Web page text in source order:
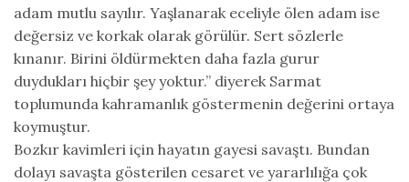
adam mutlu sayılır. Yaşlanarak eceliyle ölen adam ise
değersiz ve korkak olarak görülür. Sert sözlerle
kınanır. Birini öldürmekten daha fazla gurur
duydukları hiçbir şey yoktur.” diyerek Sarmat
toplumunda kahramanlık göstermenin değerini ortaya
koymuştur.
Bozkır kavimleri için hayatın gayesi savaştı. Bundan
dolayı savaşta gösterilen cesaret ve yararlılığa çok